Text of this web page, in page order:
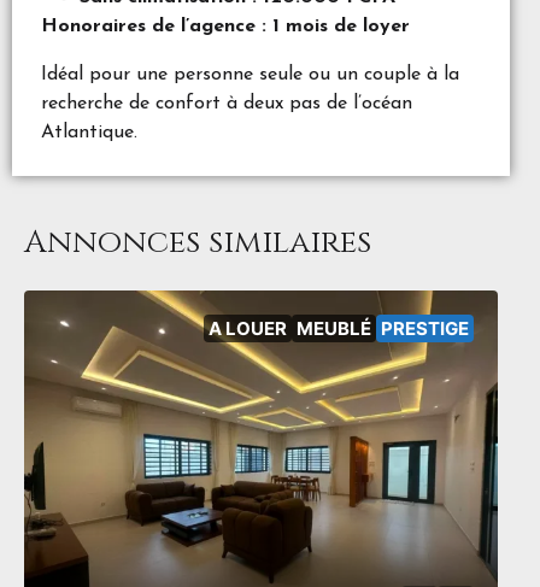
Honoraires de l’agence : 1 mois de loyer
Idéal pour une personne seule ou un couple à la
recherche de confort à deux pas de l’océan
Atlantique.
Annonces similaires
A LOUER MEUBLÉ PRESTIGE